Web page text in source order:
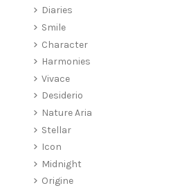
Diaries
Smile
Character
Harmonies
Vivace
Desiderio
Nature Aria
Stellar
Icon
Midnight
Origine